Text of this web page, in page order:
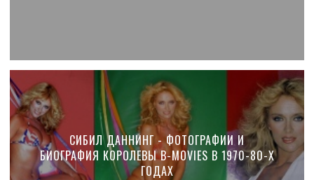
СИБИЛ ДАННИНГ - ФОТОГРАФИИ И
БИОГРАФИЯ КОРОЛЕВЫ B-MOVIES В 1970-80-Х
ГОДАХ